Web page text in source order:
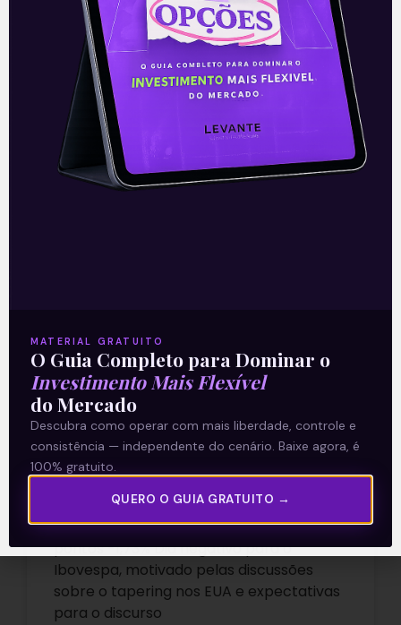
Mercado Local → Ibovespa 114.064
pontos +1,59% O Ibovespa subiu forte
mais uma vez nesta quinta-feira,
seguindo o otimismo no exterior com a
redução dos
Leia mais
Dia de realização nas bolsas
Mercado Local → Ibovespa 118.724
pontos -1,73% Dia negativo para o
Ibovespa, motivado pelas discussões
sobre o tapering nos EUA e expectativas
para o discurso
MATERIAL GRATUITO
O Guia Completo para Dominar o
Investimento Mais Flexível
do Mercado
Descubra como operar com mais liberdade, controle e
consistência — independente do cenário. Baixe agora, é
100% gratuito.
QUERO O GUIA GRATUITO →